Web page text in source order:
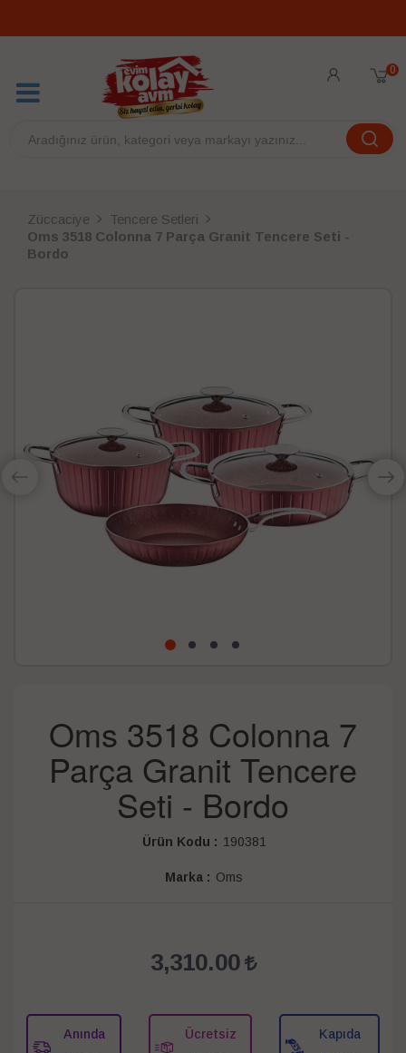
0
Züccaciye
Tencere Setleri
Oms 3518 Colonna 7 Parça Granit Tencere Seti -
Bordo
Oms 3518 Colonna 7
Parça Granit Tencere
Seti - Bordo
Ürün Kodu : 190381
Marka : Oms
3,310.00
Anında
Ücretsiz
Kapıda